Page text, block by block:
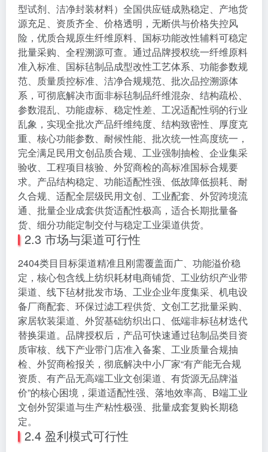
型试剂、洁净封装材料）全国供应链成熟稳定、产地货
源充足、资质齐全、价格透明，无断供与价格失控风
险，优质合规原生纤维原料、国标功能改性辅料可稳定
批量采购、全程溯源可查。通过品牌授权统一纤维原料
准入标准、国标毡制品成型改性工艺体系、功能参数规
范、质量质控标准、洁净合规规范、批次品控溯源体
系，可彻底解决市面非标毡制品纤维混杂、结构疏松、
参数混乱、功能虚标、稳定性差、工况适配性弱的行业
乱象，实现全批次产品纤维纯度、结构致密性、厚度克
重、核心功能参数、耐候性能、批次统一性高度统一，
完全满足民用文创品质合规、工业强制抽检、企业集采
验收、工程项目核验、外贸商检的高标准国标合规要
求。产品结构稳定、功能适配性强、低故障低损耗、耐
久合规、适配全层级民用文创、工业配套、外贸跨境流
通、批量企业成套供货适配性极高，适合长期批量备
货、细分功能定制交付与稳定工业渠道供货。
2.3 市场与渠道可行性
2404类目目标渠道精准且刚需覆盖面广、功能溢价稳
定，核心包含线上纺织耗材电商铺货、工业纺织产业带
渠道、线下毡材批发市场、工业企业年度集采、机电设
备厂商配套、环保过滤工程供货、文创工艺批量采购、
家居软装渠道、外贸基础纺织出口、低端非标毡材迭代
替换渠道。品牌授权后，产品可快速通过毡制品类目资
质审核、线下产业带门店准入备案、工业质量合规抽
检、外贸商检报关，彻底解决中小厂家“有产能无合规
资质、有产品无高端工业文创渠道、有货源无品牌溢
价”的核心困境，渠道适配性强、落地效率高、B端工业
文创外贸渠道与生产粘性极强、批量成套复购长期稳
定。
2.4 盈利模式可行性